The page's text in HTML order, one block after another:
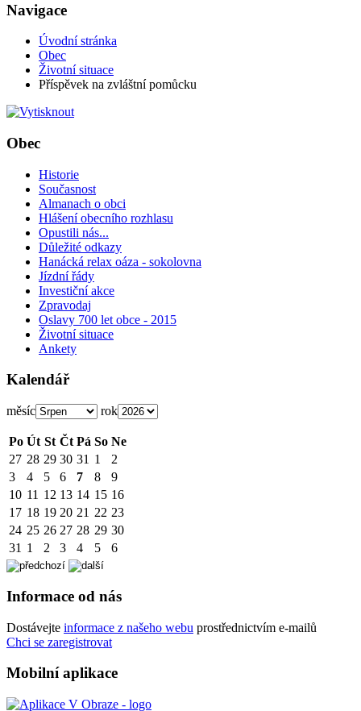
Navigace
Úvodní stránka
Obec
Životní situace
Příspěvek na zvláštní pomůcku
Obec
Historie
Současnost
Almanach o obci
Hlášení obecního rozhlasu
Opustili nás...
Důležité odkazy
Hanácká relax oáza - sokolovna
Jízdní řády
Investiční akce
Zpravodaj
Oslavy 700 let obce - 2015
Životní situace
Ankety
Kalendář
měsíc rok
Po Út St Čt Pá So Ne
27 28 29 30 31 1
2
3
4 5 6 7 8
9
10 11 12 13 14 15 16
17 18 19 20 21 22 23
24 25 26 27 28 29 30
31 1 2 3 4 5 6
Informace od nás
Dostávejte informace z našeho webu prostřednictvím e-mailů
Chci se zaregistrovat
Mobilní aplikace